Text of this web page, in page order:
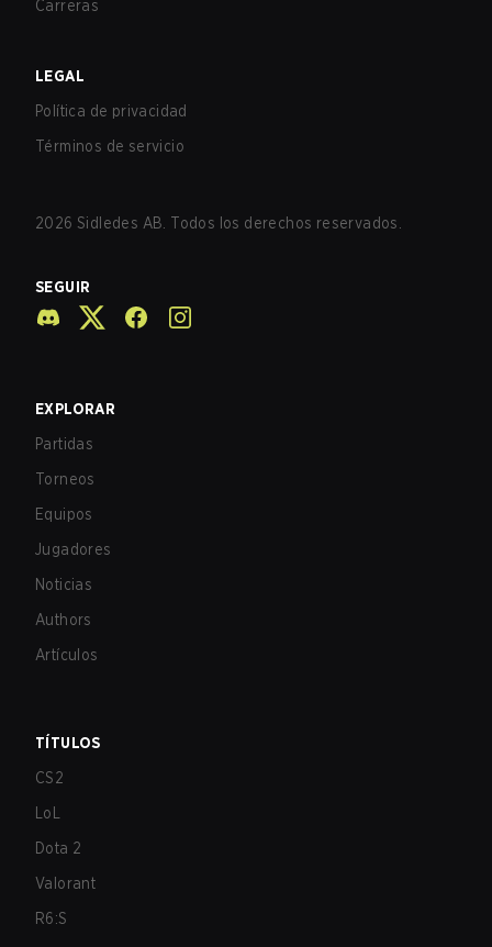
Carreras
LEGAL
Política de privacidad
Términos de servicio
2026 Sidledes AB. Todos los derechos reservados.
SEGUIR
EXPLORAR
Partidas
Torneos
Equipos
Jugadores
Noticias
Authors
Artículos
TÍTULOS
CS2
LoL
Dota 2
Valorant
R6:S